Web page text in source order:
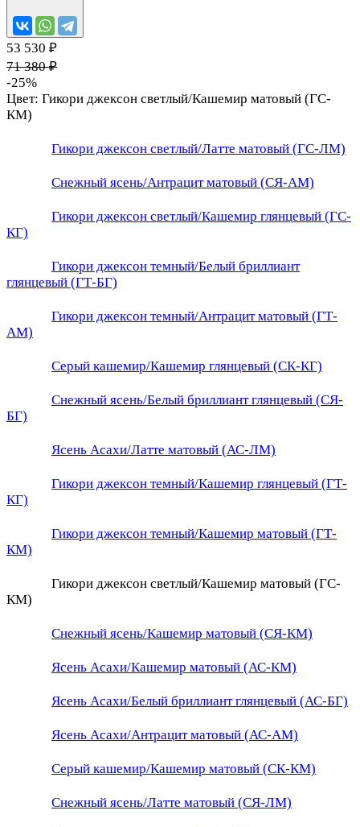
53 530 ₽
71 380 ₽
-25%
Цвет: Гикори джексон светлый/Кашемир матовый (ГС-
КМ)
Гикори джексон светлый/Латте матовый (ГС-ЛМ)
Снежный ясень/Антрацит матовый (СЯ-АМ)
Гикори джексон светлый/Кашемир глянцевый (ГС-
КГ)
Гикори джексон темный/Белый бриллиант
глянцевый (ГТ-БГ)
Гикори джексон темный/Антрацит матовый (ГТ-
АМ)
Серый кашемир/Кашемир глянцевый (СК-КГ)
Снежный ясень/Белый бриллиант глянцевый (СЯ-
БГ)
Ясень Асахи/Латте матовый (АС-ЛМ)
Гикори джексон темный/Кашемир глянцевый (ГТ-
КГ)
Гикори джексон темный/Кашемир матовый (ГТ-
КМ)
Гикори джексон светлый/Кашемир матовый (ГС-
КМ)
Снежный ясень/Кашемир матовый (СЯ-КМ)
Ясень Асахи/Кашемир матовый (АС-КМ)
Ясень Асахи/Белый бриллиант глянцевый (АС-БГ)
Ясень Асахи/Антрацит матовый (АС-АМ)
Серый кашемир/Кашемир матовый (СК-КМ)
Снежный ясень/Латте матовый (СЯ-ЛМ)